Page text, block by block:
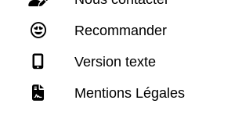
Recommander
Version texte
Mentions Légales